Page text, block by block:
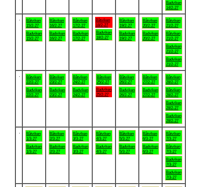
Badviken
14/2-27
Båtviken
15/2-27
Badviken
15/2-27
Båtviken
16/2-27
Badviken
16/2-27
Båtviken
17/2-27
Badviken
17/2-27
Båtviken
18/2-27
Badviken
18/2-27
Båtviken
19/2-27
Badviken
19/2-27
Båtviken
20/2-27
Badviken
20/2-27
Båtviken
21/2-27
Båtviken
21/2-27
Badviken
21/2-27
Badviken
21/2-27
Båtviken
22/2-27
Badviken
22/2-27
Båtviken
23/2-27
Badviken
23/2-27
Båtviken
24/2-27
Badviken
24/2-27
Båtviken
25/2-27
Badviken
25/2-27
Båtviken
26/2-27
Badviken
26/2-27
Båtviken
27/2-27
Badviken
27/2-27
Båtviken
28/2-27
Båtviken
28/2-27
Badviken
28/2-27
Badviken
28/2-27
Båtviken
1/3-27
Badviken
1/3-27
Båtviken
2/3-27
Badviken
2/3-27
Båtviken
3/3-27
Badviken
3/3-27
Båtviken
4/3-27
Badviken
4/3-27
Båtviken
5/3-27
Badviken
5/3-27
Båtviken
6/3-27
Badviken
6/3-27
Båtviken
7/3-27
Båtviken
7/3-27
Badviken
7/3-27
Badviken
7/3-27